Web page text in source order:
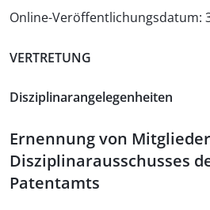
Online-Veröffentlichungsdatum:
VERTRETUNG
Disziplinarangelegenheiten
Ernennung von
Disziplinarausschusses
Patentamts